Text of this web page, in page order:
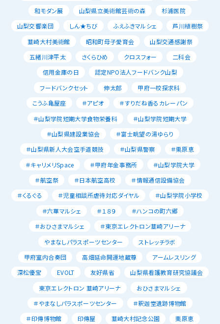
和モダン展
山梨県立美術館芸術の森
杉浦医院
山梨交響楽団
しん★ちび ふえふきマルシェ
芦川植樹祭
韮崎大村美術館
昭和町母子愛育会
山梨交通感謝祭
五緒川津平太
さくらひめ クロスフォー
二科会
信用金庫の日
認定NPO法人フードバンク山梨
フードバンクセット
伸太郎
甲府一校探求科
こうふ亀屋座
＃アピオ
＃すりだね香るカレーパン
＃山梨学院短期大学食物栄養科
＃山梨学院短期大学
＃山梨県建設業協会
＃富士眺望の湯ゆらり
＃山梨県新人大会空手道競技
＃山梨県警察
＃栗原恵
＃キャリメリSpace
＃甲府年金事務所
＃山梨学院大学
＃航空祭
＃日本航空高校
＃情報通信設備協会
＃くるぐる
＃児童相談所虐待対応ダイヤル
＃山梨学院小学校
＃六華マルシェ
＃１８９
＃ハンコの町六郷
＃おひさまマルシェ
＃東京エレクトロン韮崎アリーナ
やまなしパラスポーツセンター
ストレッチラボ
甲府室内合奏団
高畑延命開運地蔵尊
アームレスリング
深松優宝
EVOLT 友好県省
山梨県看護教育研究協議会
東京エレクトロン 韮崎アリーナ
おひさまマルシェ
＃やまなしパラスポーツセンター
＃釈迦堂遺跡博物館
＃印傳博物館
印傳屋 韮崎大村記念公園
栗原恵